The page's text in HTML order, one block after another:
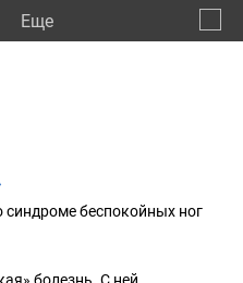
Eще
беспокойных ног